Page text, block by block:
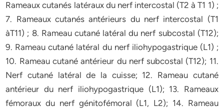
Rameaux cutanés latéraux du nerf intercostal (T2 à T1 1) ;
7. Rameaux cutanés antérieurs du nerf intercostal (T1
àT11) ; 8. Rameau cutané latéral du nerf subcostal (T12);
9. Rameau cutané latéral du nerf iliohypogastrique (L1) ;
10. Rameau cutané antérieur du nerf subcostal (T12); 11.
Nerf cutané latéral de la cuisse; 12. Rameau cutané
antérieur du nerf iliohypogastrique (L1); 13. Rameaux
fémoraux du nerf génitofémoral (L1, L2); 14. Rameau